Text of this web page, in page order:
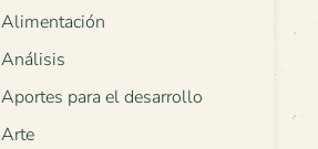
Alimentación
Análisis
Aportes para el desarrollo
Arte